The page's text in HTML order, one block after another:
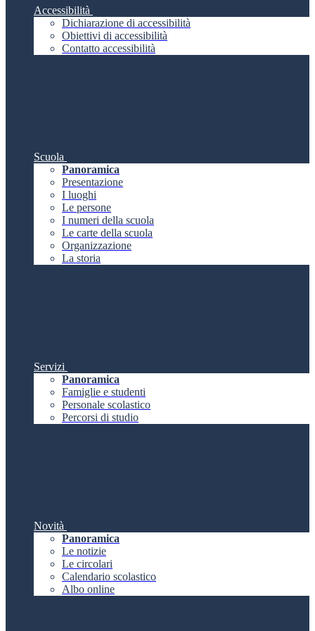
Accessibilità
Dichiarazione di accessibilità
Obiettivi di accessibilità
Contatto accessibilità
Scuola
Panoramica
Presentazione
I luoghi
Le persone
I numeri della scuola
Le carte della scuola
Organizzazione
La storia
Servizi
Panoramica
Famiglie e studenti
Personale scolastico
Percorsi di studio
Novità
Panoramica
Le notizie
Le circolari
Calendario scolastico
Albo online